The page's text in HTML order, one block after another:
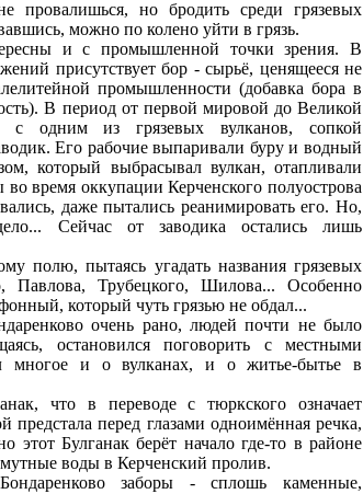
провалишься, но бродить среди грязевых
можно по колено уйти в грязь.
и с промышленной точки зрения. В
присутствует бор - сырьё, ценящееся не
промышленности (добавка бора в
В период от первой мировой до Великой
с одним из грязевых вулканов, сопкой
Его рабочие выпаривали буру и водный
который выбрасывал вулкан, отапливали
время оккупации Керченского полуострова
даже пытались реанимировать его. Но,
Сейчас от заводика остались лишь
полю, пытаясь угадать названия грязевых
Павлова, Трубецкого, Шилова... Особенно
который чуть грязью не обдал...
очень рано, людей почти не было
остановился поговорить с местными
и о вулканах, и о житье-бытье в
что в переводе с тюркского означает
перед глазами одноимённая речка,
этот Булганак берёт начало где-то в районе
воды в Керченский пролив.
заборы - сплошь каменные,